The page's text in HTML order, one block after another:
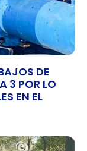
DE
3 POR LO
EN EL